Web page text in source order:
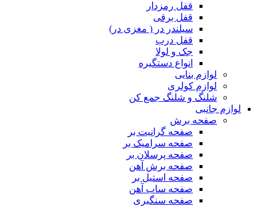
قفل رمزدار
قفل برقی
سیلندر در ( مغزی در)
قفل درب
جک و لولا
انواع دستگیره
لوازم بنایی
لوازم کولری
شلنگ و شلنگ جمع کن
لوازم جانبی
صفحه برش
صفحه گرانیت بر
صفحه سرامیک بر
صفحه پرسلان بر
صفحه برش آهن
صفحه استیل بر
صفحه ساب آهن
صفحه سنگبری